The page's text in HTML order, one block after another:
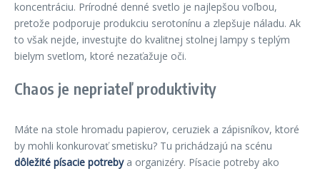
koncentráciu. Prírodné denné svetlo je najlepšou voľbou,
pretože podporuje produkciu serotonínu a zlepšuje náladu. Ak
to však nejde, investujte do kvalitnej stolnej lampy s teplým
bielym svetlom, ktoré nezaťažuje oči.
Chaos je nepriateľ produktivity
Máte na stole hromadu papierov, ceruziek a zápisníkov, ktoré
by mohli konkurovať smetisku? Tu prichádzajú na scénu
dôležité písacie potrebya organizéry. Písacie potreby ako